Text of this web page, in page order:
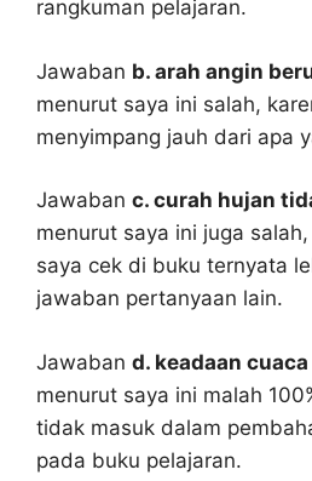
rangkuman pelajaran.
Jawaban b. arah angin
menurut saya ini salah,
menyimpang jauh dari apa
Jawaban c. curah hujan
menurut saya ini juga
saya cek di buku ternyata
jawaban pertanyaan lain.
Jawaban d. keadaan
menurut saya ini malah
tidak masuk dalam
pada buku pelajaran.